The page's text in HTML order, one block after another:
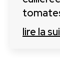
lire la